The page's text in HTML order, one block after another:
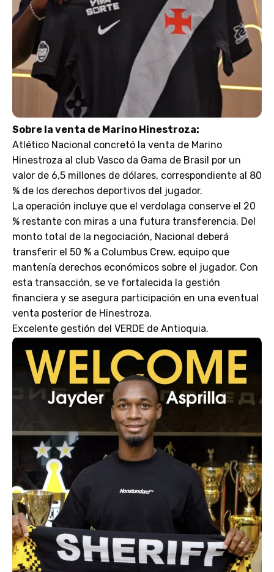
Sobre la venta de Marino Hinestroza:
Atlético Nacional concretó la venta de Marino
Hinestroza al club Vasco da Gama de Brasil por un
valor de 6,5 millones de dólares, correspondiente al 80
% de los derechos deportivos del jugador.
La operación incluye que el verdolaga conserve el 20
% restante con miras a una futura transferencia. Del
monto total de la negociación, Nacional deberá
transferir el 50 % a Columbus Crew, equipo que
mantenía derechos económicos sobre el jugador. Con
esta transacción, se ve fortalecida la gestión
financiera y se asegura participación en una eventual
venta posterior de Hinestroza.
Excelente gestión del VERDE de Antioquia.